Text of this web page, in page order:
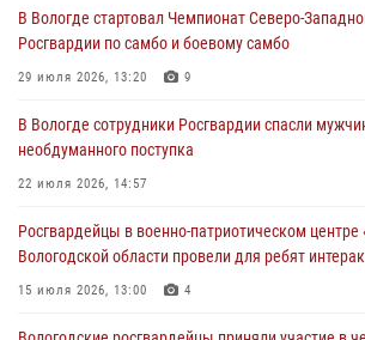
ЗА МИНУВШУЮ НЕДЕЛЮ СОТРУДНИКАМИ
ОХРАНЫ РОСГВАРДИИ В ВОЛОГОДСКОЙ
02 августа 2026, 10:37
Росгвардейцы в г. Соколе задержали
31 июля 2026, 06:43
В Вологде стартовал Чемпионат Северо-
В Вологде стартовал Чемпионат Северо-
Росгвардии по самбо и боевому самбо
29 июля 2026, 13:20 9
В Вологде сотрудники Росгвардии спасли
необдуманного поступка
22 июля 2026, 14:57
Росгвардейцы в военно-патриотическом центре
Вологодской области провели для ребят
15 июля 2026, 13:00 4